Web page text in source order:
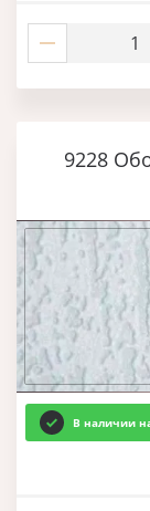
9228
В наличии